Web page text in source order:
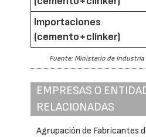
Importaciones
(cemento+clínker)
Fuente: Ministerio de Industria
EMPRESAS O
RELACIONADAS
Agrupación de Fabricantes